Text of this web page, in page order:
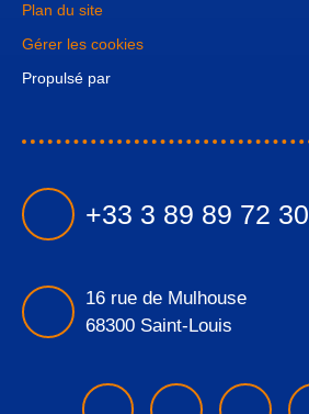
Plan du site
Gérer les cookies
Propulsé par
+33 3 89 89 72 30
16 rue de Mulhouse
68300 Saint-Louis